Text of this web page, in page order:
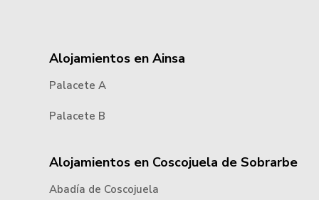
Alojamientos en Ainsa
Palacete A
Palacete B
Alojamientos en Coscojuela de Sobrarbe
Abadía de Coscojuela